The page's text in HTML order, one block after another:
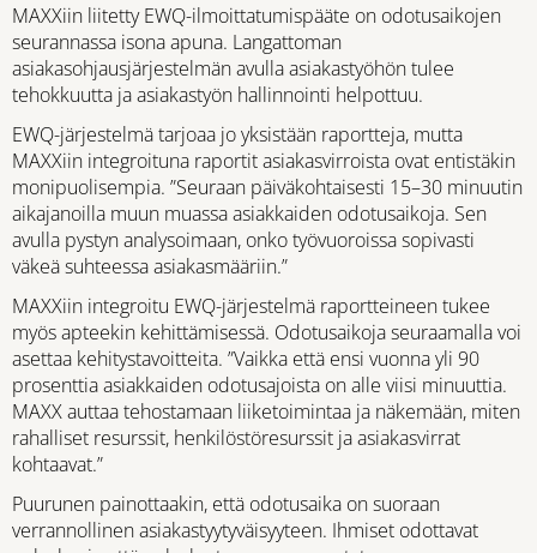
MAXXiin liitetty EWQ-ilmoittatumispääte on odotusaikojen
seurannassa isona apuna. Langattoman
asiakasohjausjärjestelmän avulla asiakastyöhön tulee
tehokkuutta ja asiakastyön hallinnointi helpottuu.
EWQ-järjestelmä tarjoaa jo yksistään raportteja, mutta
MAXXiin integroituna raportit asiakasvirroista ovat entistäkin
monipuolisempia. ”Seuraan päiväkohtaisesti 15–30 minuutin
aikajanoilla muun muassa asiakkaiden odotusaikoja. Sen
avulla pystyn analysoimaan, onko työvuoroissa sopivasti
väkeä suhteessa asiakasmääriin.”
MAXXiin integroitu EWQ-järjestelmä raportteineen tukee
myös apteekin kehittämisessä. Odotusaikoja seuraamalla voi
asettaa kehitystavoitteita. ”Vaikka että ensi vuonna yli 90
prosenttia asiakkaiden odotusajoista on alle viisi minuuttia.
MAXX auttaa tehostamaan liiketoimintaa ja näkemään, miten
rahalliset resurssit, henkilöstöresurssit ja asiakasvirrat
kohtaavat.”
Puurunen painottaakin, että odotusaika on suoraan
verrannollinen asiakastyytyväisyyteen. Ihmiset odottavat